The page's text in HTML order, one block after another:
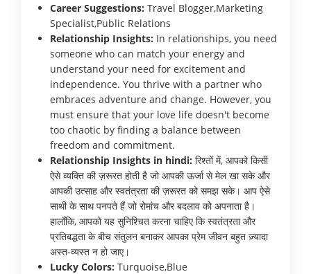
Career Suggestions: Travel Blogger,Marketing
Specialist,Public Relations
Relationship Insights: In relationships, you need
someone who can match your energy and
understand your need for excitement and
independence. You thrive with a partner who
embraces adventure and change. However, you
must ensure that your love life doesn't become
too chaotic by finding a balance between
freedom and commitment.
Relationship Insights in hindi: रिश्तों में, आपको किसी
ऐसे व्यक्ति की ज़रूरत होती है जो आपकी ऊर्जा से मेल खा सके और
आपकी उत्साह और स्वतंत्रता की ज़रूरत को समझ सके। आप ऐसे
साथी के साथ पनपते हैं जो रोमांच और बदलाव को अपनाता है।
हालाँकि, आपको यह सुनिश्चित करना चाहिए कि स्वतंत्रता और
प्रतिबद्धता के बीच संतुलन बनाकर आपका प्रेम जीवन बहुत ज़्यादा
अस्त-व्यस्त न हो जाए।
Lucky Colors: Turquoise,Blue